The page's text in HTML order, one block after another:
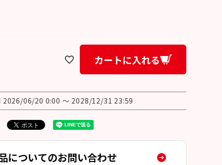
カートに入れる
2026/06/20 0:00 〜 2028/12/31 23:59
についてのお問い合わせ